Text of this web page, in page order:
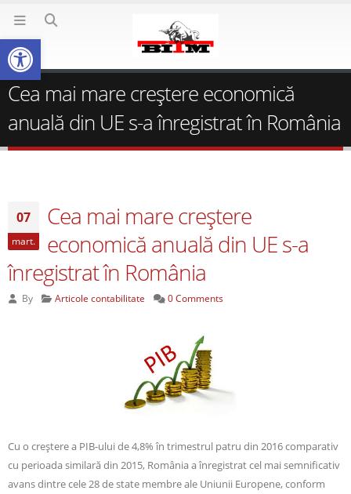
Cea mai mare creştere economică
anuală din UE s-a înregistrat în România
07
mart.
Cea mai mare creştere
economică anuală din UE s-a
înregistrat în România
By Articole contabilitate 0 Comments
Cu o creştere a PIB-ului de 4,8% în trimestrul patru din 2016 comparativ
cu perioada similară din 2015, România a înregistrat cel mai semnificativ
avans dintre cele 28 de state membre ale Uniunii Europene, conform
Deschide bara de unelte